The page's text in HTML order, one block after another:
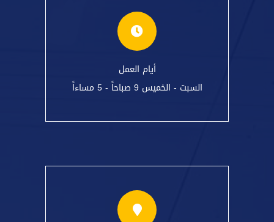
أيام العمل
السبت - الخميس 9 صباحاً - 5 مساءاً